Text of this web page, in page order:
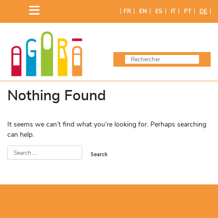
content
FR EN ES IT PT DE
Nothing Found
It seems we can’t find what you’re looking for. Perhaps searching
can help.